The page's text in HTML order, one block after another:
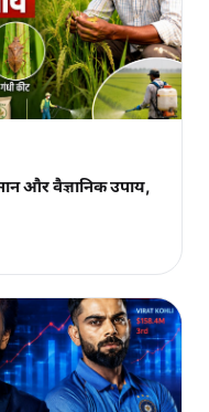
और वैज्ञानिक उपाय,